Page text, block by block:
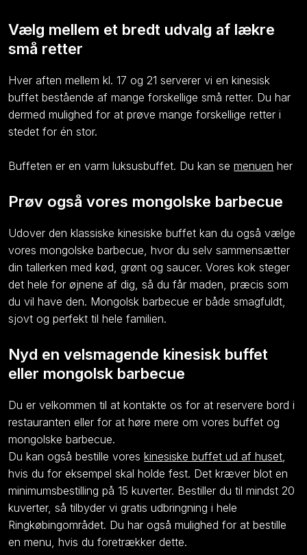
Vælg mellem et bredt udvalg af lækre
små retter
Hver aften mellem kl. 17 og 21 serverer vi en kinesisk
buffet bestående af mange forskellige små retter. Du har
dermed mulighed for at prøve mange forskellige retter i
stedet for én stor.
Buffeten er en varm luksusbuffet. Du kan semenuen her
Prøv også vores mongolske barbecue
Udover den klassiske kinesiske buffet kan du også vælge
vores mongolske barbecue, hvor du selv sammensætter
din tallerken med kød, grønt og saucer. Vores kok steger
det hele for øjnene af dig, så du får maden, præcis som
du vil have den. Mongolsk barbecue er både smagfuldt,
sjovt og perfekt til hele familien.
Nyd en velsmagende kinesisk buffet
eller mongolsk barbecue
Du er velkommen til at kontakte os for at reservere bord i
restauranten eller for at høre mere om vores buffet og
mongolske barbecue.
Du kan også bestille voreskinesiske buffet ud af huset
hvis du for eksempel skal holde fest. Det kræver blot en
minimumsbestilling på 15 kuverter. Bestiller du til mindst 20
kuverter, så tilbyder vi gratis udbringning i hele
Ringkøbingområdet. Du har også mulighed for at bestille
en menu, hvis du foretrækker dette.